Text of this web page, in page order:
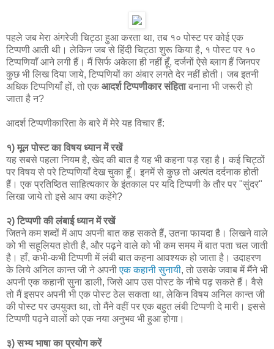
पहले जब मेरा अंगरेजी चिट्ठा हुआ करता था, तब १० पोस्ट पर कोई एक
टिप्पणी आती थी। लेकिन जब से हिंदी चिट्ठा शुरू किया है, १ पोस्ट पर १०
टिप्पणियाँ आने लगी हैं। मैं सिर्फ अकेला ही नहीं हूँ, दर्जनों ऐसे ब्लाग हैं जिनपर
कुछ भी लिख दिया जाये, टिप्पणियों का अंबार लगते देर नहीं होती। जब इतनी
अधिक टिप्पणियाँ हों, तो एक आदर्श टिप्पणीकार संहिताबनाना भी जरूरी हो
जाता है न?
आदर्श टिप्पणीकारिता के बारे में मेरे यह विचार हैं:
१) मूल पोस्ट का विषय ध्यान में रखें
यह सबसे पहला नियम है, खेद की बात है यह भी कहना पड़ रहा है। कई चिट्ठों
पर विषय से परे टिप्पणियाँ देख चुका हूँ। इनमें से कुछ तो अत्यंत दर्दनाक होती
हैं। एक प्रतिष्ठित साहित्यकार के इंतकाल पर यदि टिप्पणी के तौर पर "सुंदर"
लिखा जाये तो इसे आप क्या कहेंगे?
२) टिप्पणी की लंबाई ध्यान में रखें
जितने कम शब्दों में आप अपनी बात कह सकते हैं, उतना फायदा है। लिखने वाले
को भी सहूलियत होती है, और पढ़ने वाले को भी कम समय में बात पता चल जाती
है। हाँ, कभी-कभी टिप्पणी में लंबी बात कहना आवश्यक हो जाता है। उदाहरण
के लिये अनिल कान्त जी ने अपनीएक कहानी सुनायी, तो उसके जवाब में मैंने भी
अपनी एक कहानी सुना डाली, जिसे आप उस पोस्ट के नीचे पढ़ सकते हैं। वैसे
तो मैं इसपर अपनी भी एक पोस्ट ठेल सकता था, लेकिन विषय अनिल कान्त जी
की पोस्ट पर उपयुक्त था, तो मैंने वहीं पर एक बहुत लंबी टिप्पणी दे मारी। इससे
टिप्पणी पढ़ने वालों को एक नया अनुभव भी हुआ होगा।
३) सभ्य भाषा का प्रयोग करें